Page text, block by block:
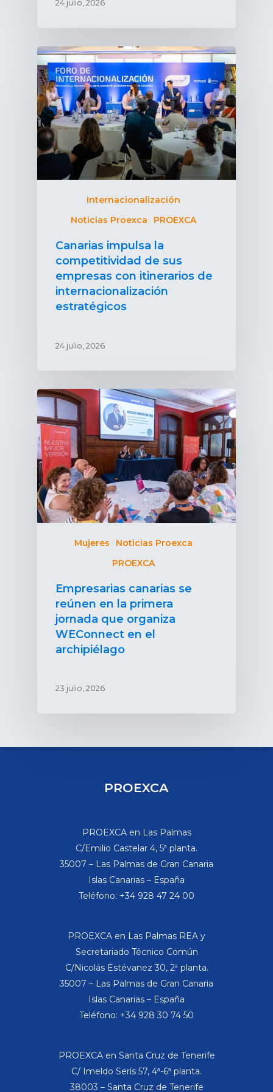
24 julio, 2026
Internacionalización
Noticias Proexca
PROEXCA
Canarias impulsa la
competitividad de sus
empresas con itinerarios de
internacionalización
estratégicos
24 julio, 2026
Mujeres
Noticias Proexca
PROEXCA
Empresarias canarias se
reúnen en la primera
jornada que organiza
WEConnect en el
archipiélago
23 julio, 2026
PROEXCA
PROEXCA en Las Palmas
C/Emilio Castelar 4, 5ª planta.
35007 – Las Palmas de Gran Canaria
Islas Canarias – España
Teléfono: +34 928 47 24 00
PROEXCA en Las Palmas REA y
Secretariado Técnico Común
C/Nicolás Estévanez 30, 2ª planta.
35007 – Las Palmas de Gran Canaria
Islas Canarias – España
Teléfono: +34 928 30 74 50
PROEXCA en Santa Cruz de Tenerife
C/ Imeldo Serís 57, 4ª-6ª planta.
38003 – Santa Cruz de Tenerife